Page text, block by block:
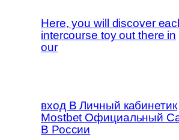
Here, you will discover
intercourse toy out there in
our
вход В Личный кабинетик
Mostbet Официальный
В России